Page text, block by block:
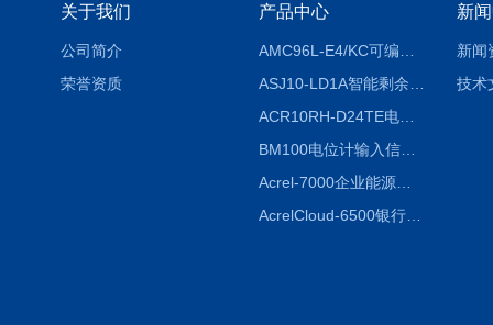
关于我们
公司简介
荣誉资质
产品中心
ACR10RH-D24TE电力仪表外置开口式互感器
BM100电位计输入信号隔离器
Acrel-7000企业能源管控平台
AcrelCloud-6500银行业安全用电能耗云平台
新
新闻
技术